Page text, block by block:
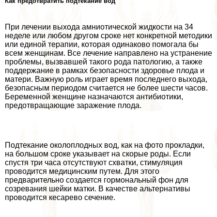
При лечении выхода амниотической жидкости на 34
неделе или любом другом сроке нет конкретной методики
или единой терапии, которая одинаково помогала бы
всем женщинам. Все лечение направлено на устранение
проблемы, вызвавшей такого рода патологию, а также
поддержание в рамках безопасности здоровье плода и
матери. Важную роль играет время последнего выхода,
безопасным периодом считается не более шести часов.
Беременной женщине назначаются антибиотики,
предотвращающие заражение плода.
Подтекание околоплодных вод, как на фото прокладки,
на большом сроке указывает на скорые роды. Если
спустя три часа отсутствуют схватки, стимуляция
проводится медицинским путем. Для этого
предварительно создается гормональный фон для
созревания шейки матки. В качестве альтернативы
проводится кесарево сечение.